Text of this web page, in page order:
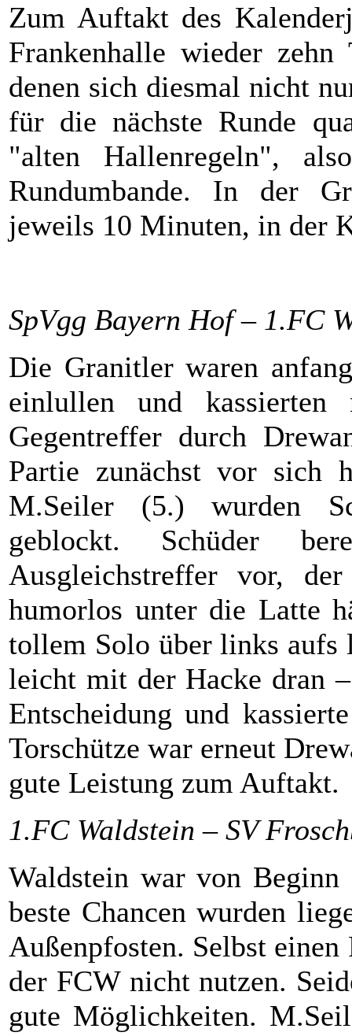
Zum Auftakt des
Frankenhalle wieder
denen sich diesmal nicht
für die nächste Runde
"alten Hallenregeln",
Rundumbande. In der
jeweils 10 Minuten, in der
SpVgg Bayern Hof – 1.FC
Die Granitler waren
einlullen und kassierten
Gegentreffer durch
Partie zunächst vor sich
M.Seiler (5.) wurden
geblockt. Schüder
Ausgleichstreffer vor,
humorlos unter die Latte
tollem Solo über links aufs
leicht mit der Hacke dran
Entscheidung und
Torschütze war erneut
gute Leistung zum Auftakt.
1.FC Waldstein – SV
Waldstein war von
beste Chancen wurden
Außenpfosten. Selbst einen
der FCW nicht nutzen.
gute Möglichkeiten.